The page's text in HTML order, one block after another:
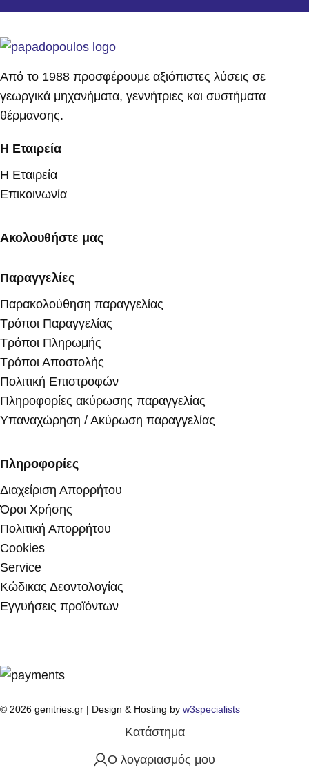
Από το 1988 προσφέρουμε αξιόπιστες λύσεις σε
γεωργικά μηχανήματα, γεννήτριες και συστήματα
θέρμανσης.
Η Εταιρεία
Η Εταιρεία
Επικοινωνία
Ακολουθήστε μας
Παραγγελίες
Παρακολούθηση παραγγελίας
Τρόποι Παραγγελίας
Τρόποι Πληρωμής
Τρόποι Αποστολής
Πολιτική Επιστροφών
Πληροφορίες ακύρωσης παραγγελίας
Υπαναχώρηση / Ακύρωση παραγγελίας
Πληροφορίες
Διαχείριση Απορρήτου
Όροι Χρήσης
Πολιτική Απορρήτου
Cookies
Service
Κώδικας Δεοντολογίας
Εγγυήσεις προϊόντων
© 2026 genitries.gr | Design & Hosting by w3specialists
Κατάστημα
Ο λογαριασμός μου